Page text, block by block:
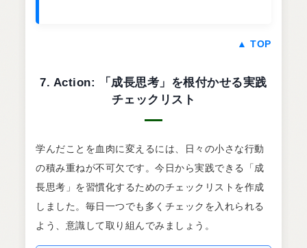
▲ TOP
7. Action: 「成長思考」を根付かせる実践
チェックリスト
学んだことを血肉に変えるには、日々の小さな行動
の積み重ねが不可欠です。今日から実践できる「成
長思考」を習慣化するためのチェックリストを作成
しました。毎日一つでも多くチェックを入れられる
よう、意識して取り組んでみましょう。